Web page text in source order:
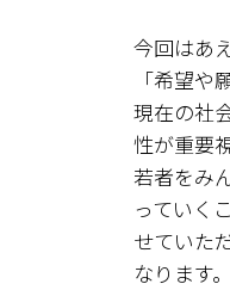
今回はあ
「希望
現在の社
性が重要
若者をみ
っていく
せていた
なります。